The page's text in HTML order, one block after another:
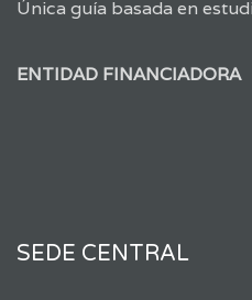
Única guía basada en
ENTIDAD FINANCIADORA
SEDE CENTRAL